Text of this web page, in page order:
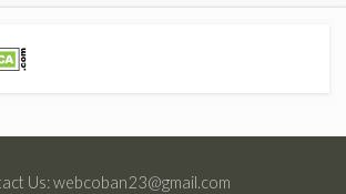
Us: webcoban23@gmail.com